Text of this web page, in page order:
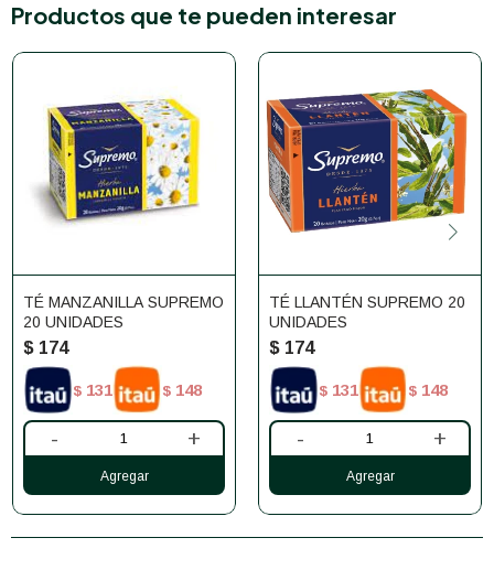
Productos que te pueden interesar
TÉ MANZANILLA SUPREMO
20 UNIDADES
$ 174
$ 131 $ 148
- +
TÉ LLANTÉN SUPREMO 20
UNIDADES
$ 174
$ 131 $ 148
- +